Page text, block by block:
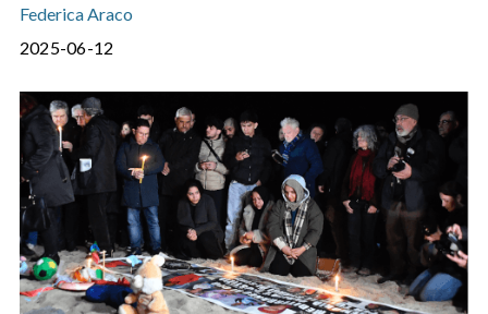
Federica Araco
2025-06-12